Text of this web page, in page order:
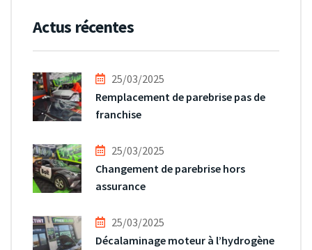
Actus récentes
25/03/2025
Remplacement de parebrise pas de
franchise
25/03/2025
Changement de parebrise hors
assurance
25/03/2025
Décalaminage moteur à l’hydrogène